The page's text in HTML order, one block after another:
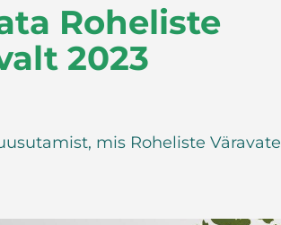
Roheliste
2023
mis Roheliste Väravate